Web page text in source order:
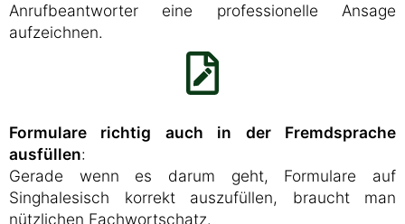
Anrufbeantworter eine professionelle Ansage
aufzeichnen.
Formulare richtig auch in der Fremdsprache
ausfüllen:
Gerade wenn es darum geht, Formulare auf
Singhalesisch korrekt auszufüllen, braucht man
nützlichen Fachwortschatz.